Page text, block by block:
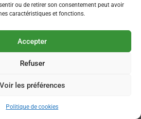
ou de retirer son consentement peut avoir
caractéristiques et fonctions.
Accepter
Refuser
Voir les préférences
Politique de cookies
ns, en